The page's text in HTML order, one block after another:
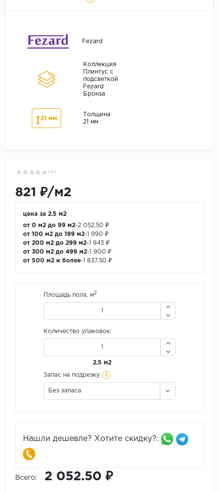
Fezard
Коллекция
Плинтус с
подсветкой
Fezard
Бронза
21 мм
Толщина
21 мм
( 0 )
821 ₽/м2
цена за 2.5 м2
от 0 м2 до 99 м2-2 052.50 ₽
от 100 м2 до 199 м2-1 990 ₽
от 200 м2 до 299 м2-1 945 ₽
от 300 м2 до 499 м2-1 900 ₽
от 500 м2 и более-1 837.50 ₽
Площадь пола, м2
Количество упаковок:
2.5 м2
Запас на подрезку i
Без запаса
Нашли дешевле? Хотите скидку?:
Всего: 2 052.50 ₽